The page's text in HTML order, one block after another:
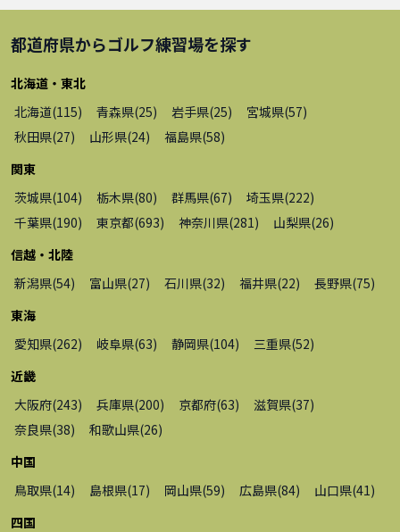
都道府県からゴルフ練習場を探す
北海道・東北
北海道(115) 青森県(25) 岩手県(25) 宮城県(57)
秋田県(27) 山形県(24) 福島県(58)
関東
茨城県(104) 栃木県(80) 群馬県(67) 埼玉県(222)
千葉県(190) 東京都(693) 神奈川県(281 ) 山梨県(26)
信越・北陸
新潟県(54) 富山県(27) 石川県(32) 福井県(22) 長野県(75)
東海
愛知県(262) 岐阜県(63) 静岡県(104) 三重県(52)
近畿
大阪府(243) 兵庫県(200) 京都府(63) 滋賀県(37)
奈良県(38) 和歌山県(26)
中国
鳥取県(14) 島根県(17) 岡山県(59) 広島県(84) 山口県(41 )
四国